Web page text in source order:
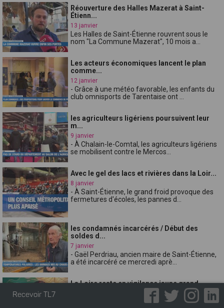
Réouverture des Halles Mazerat à Saint-
Étienn...
13 janvier
Les Halles de Saint-Étienne rouvrent sous le
nom "La Commune Mazerat", 10 mois a...
Les acteurs économiques lancent le plan
comme...
12 janvier
- Grâce à une météo favorable, les enfants du
club omnisports de Tarentaise ont ...
les agriculteurs ligériens poursuivent leur
m...
9 janvier
- À Chalain-le-Comtal, les agriculteurs ligériens
se mobilisent contre le Mercos...
Avec le gel des lacs et rivières dans la Loir...
8 janvier
- À Saint-Étienne, le grand froid provoque des
fermetures d'écoles, les pannes d...
les condamnés incarcérés / Début des
soldes d...
7 janvier
- Gaël Perdriau, ancien maire de Saint-Étienne,
a été incarcéré ce mercredi aprè...
La Loire reste en vigilance jaune grand
Recevoir TL7